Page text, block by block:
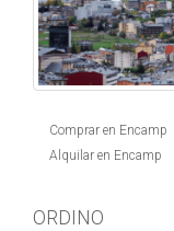
Comprar en Encamp
Alquilar en Encamp
ORDINO